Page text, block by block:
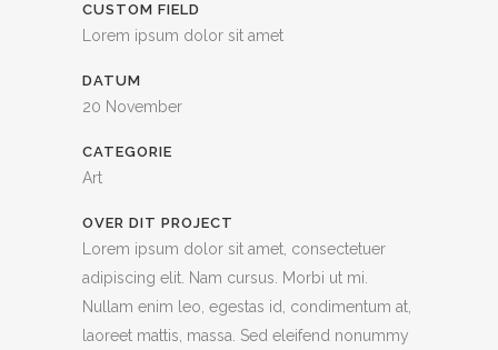
CUSTOM FIELD
Lorem ipsum dolor sit amet
DATUM
20 November
CATEGORIE
Art
OVER DIT PROJECT
Lorem ipsum dolor sit amet, consectetuer
adipiscing elit. Nam cursus. Morbi ut mi.
Nullam enim leo, egestas id, condimentum at,
laoreet mattis, massa. Sed eleifend nonummy